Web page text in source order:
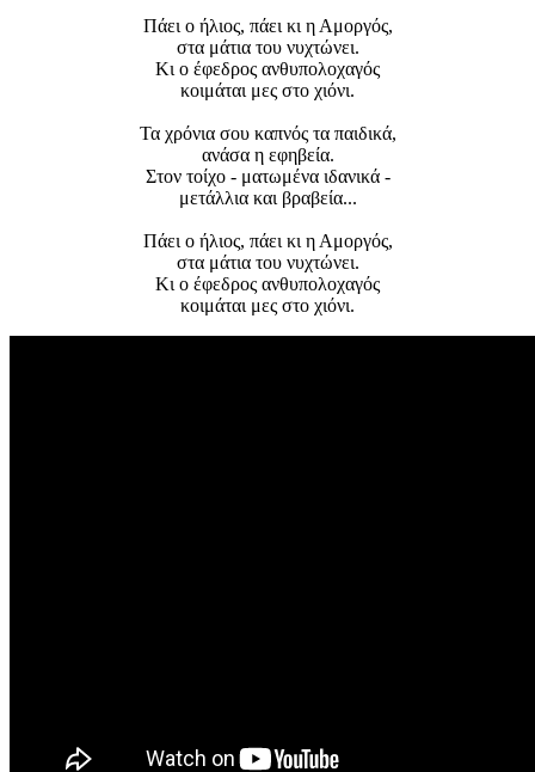
Πάει ο ήλιος, πάει κι η Αμοργός,
στα μάτια του νυχτώνει.
Κι ο έφεδρος ανθυπολοχαγός
κοιμάται μες στο χιόνι.
Τα χρόνια σου καπνός τα παιδικά,
ανάσα η εφηβεία.
Στον τοίχο - ματωμένα ιδανικά -
μετάλλια και βραβεία...
Πάει ο ήλιος, πάει κι η Αμοργός,
στα μάτια του νυχτώνει.
Κι ο έφεδρος ανθυπολοχαγός
κοιμάται μες στο χιόνι.